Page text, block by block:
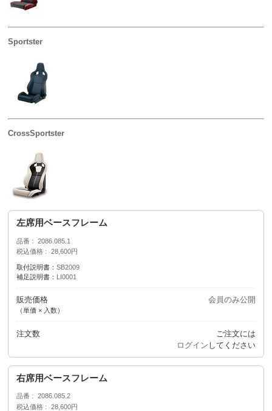
Sportster
CrossSportster
左席用ベースフレーム
品番
2086.085.1
税込価格
28,600円
取付説明書： SB2009
補足説明書： LI0001
販売価格
（単価 × 入数）
会員のみ公開
注文数
ご注文には
ログイン してください
右席用ベースフレーム
品番
2086.085.2
税込価格
28,600円